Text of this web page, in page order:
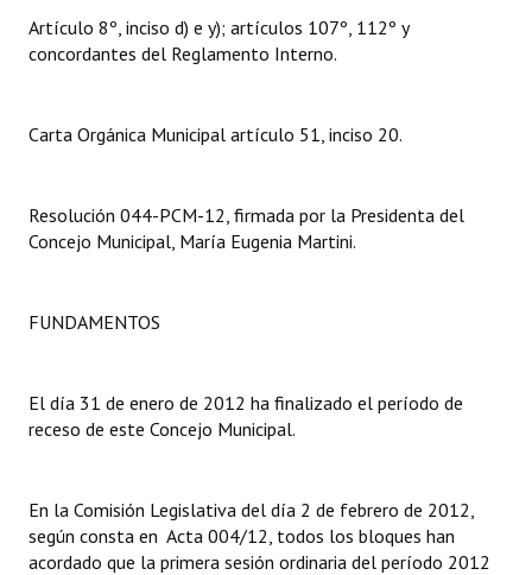
DOCUMENTOS
Actas de Sesión
Actas de Audiencias Públicas
Comunicaciones
Declaraciones
Artículo 8º, inciso d) e y); artículos 107º, 112º y
concordantes del Reglamento Interno.
Carta Orgánica Municipal artículo 51, inciso 20.
Resolución 044-PCM-12, firmada por la Presidenta del
Concejo Municipal, María Eugenia Martini.
FUNDAMENTOS
El día 31 de enero de 2012 ha finalizado el período de
receso de este Concejo Municipal.
En la Comisión Legislativa del día 2 de febrero de 2012,
según consta en Acta 004/12, todos los bloques han
acordado que la primera sesión ordinaria del período 2012